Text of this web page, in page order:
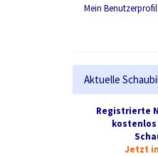
Mein Benutzerprofil
Aktuelle
Registrierte
Jetzt